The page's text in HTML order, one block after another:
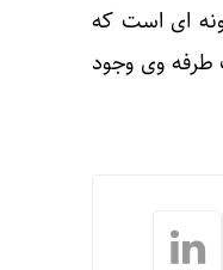
ای است که
طرفه وی وجود